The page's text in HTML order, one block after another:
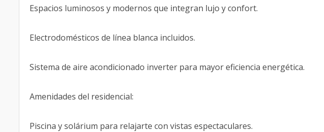
Espacios luminosos y modernos que integran lujo y confort.
Electrodomésticos de línea blanca incluidos.
Sistema de aire acondicionado inverter para mayor eficiencia energética.
Amenidades del residencial:
Piscina y solárium para relajarte con vistas espectaculares.